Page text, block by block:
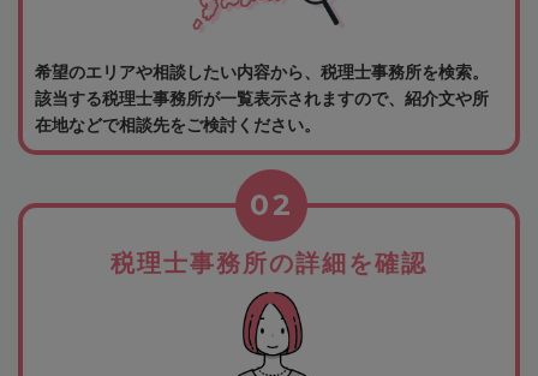
希望のエリアや相談したい内容から、税理士事務所を検索。
該当する税理士事務所が一覧表示されますので、紹介文や所
在地などで相談先をご検討ください。
税理士事務所の詳細を確認
02